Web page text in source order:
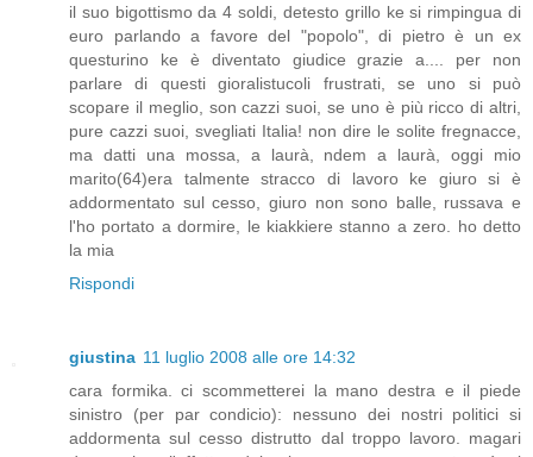
il suo bigottismo da 4 soldi, detesto grillo ke si rimpingua di
euro parlando a favore del "popolo", di pietro è un ex
questurino ke è diventato giudice grazie a.... per non
parlare di questi gioralistucoli frustrati, se uno si può
scopare il meglio, son cazzi suoi, se uno è più ricco di altri,
pure cazzi suoi, svegliati Italia! non dire le solite fregnacce,
ma datti una mossa, a laurà, ndem a laurà, oggi mio
marito(64)era talmente stracco di lavoro ke giuro si è
addormentato sul cesso, giuro non sono balle, russava e
l'ho portato a dormire, le kiakkiere stanno a zero. ho detto
la mia
Rispondi
giustina 11 luglio 2008 alle ore 14:32
cara formika. ci scommetterei la mano destra e il piede
sinistro (per par condicio): nessuno dei nostri politici si
addormenta sul cesso distrutto dal troppo lavoro. magari